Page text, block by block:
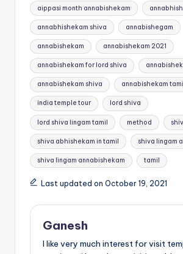
aippasi month annabishekam
annabhishekam shiva annabishegam
annabishekam annabishekam 2021
annabishekam for lord shiva
annabishekam shiva annabishekam tamil
india temple tour lord shiva
lord shiva lingam tamil method
shiva abhishekam in tamil shiva lingam
shiva lingam annabishekam tamil
Last updated on October 19, 2021
Ganesh
I like very much interest for visit